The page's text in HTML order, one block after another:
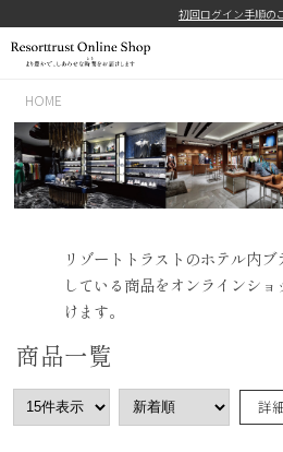
初回ログイン手順の
HOME
リゾートトラストのホテル内
している商品をオンラインシ
けます。
商品一覧